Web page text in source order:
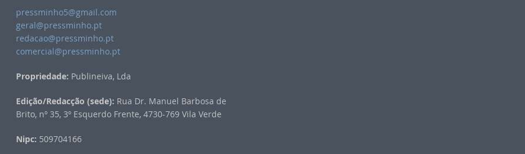
pressminho5@gmail.com
geral@pressminho.pt
redacao@pressminho.pt
comercial@pressminho.pt
Propriedade: Publineiva, Lda
Edição/Redacção (sede): Rua Dr. Manuel Barbosa de
Brito, nº 35, 3º Esquerdo Frente, 4730-769 Vila Verde
Nipc: 509704166